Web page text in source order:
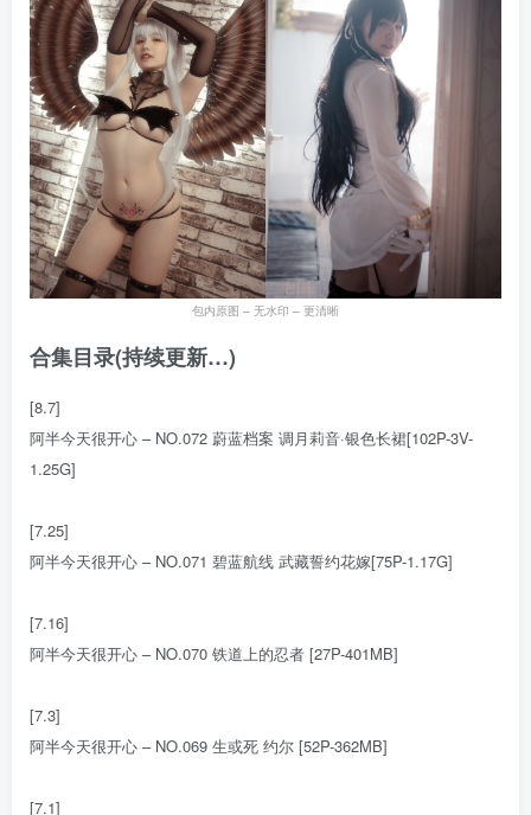
包内原图 – 无水印 – 更清晰
合集目录(持续更新…)
[8.7]
阿半今天很开心 – NO.072 蔚蓝档案 调月莉音·银色长裙[102P-3V-
1.25G]
[7.25]
阿半今天很开心 – NO.071 碧蓝航线 武藏誓约花嫁[75P-1.17G]
[7.16]
阿半今天很开心 – NO.070 铁道上的忍者 [27P-401MB]
[7.3]
阿半今天很开心 – NO.069 生或死 约尔 [52P-362MB]
[7.1]